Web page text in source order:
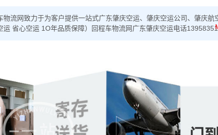
物流网致力于为客户提供一站式广东肇庆空运、肇庆空运公司、肇庆航
省心空运 1O年品质保障）回程车物流网广东肇庆空运电话